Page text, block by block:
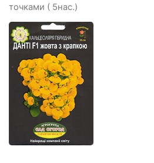
точками ( 5нас.)